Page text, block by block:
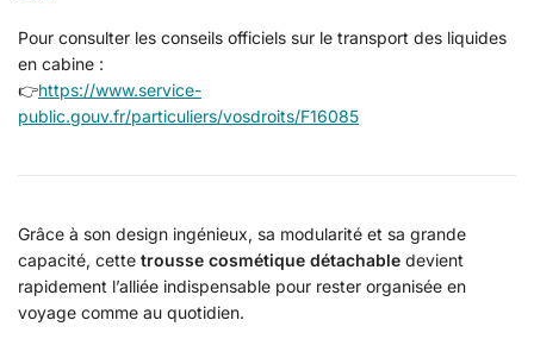
Pour consulter les conseils officiels sur le transport des liquides
en cabine :
👉https://www.service-
public.gouv.fr/particuliers/vosdroits/F16085
Grâce à son design ingénieux, sa modularité et sa grande
capacité, cette trousse cosmétique détachable devient
rapidement l’alliée indispensable pour rester organisée en
voyage comme au quotidien.